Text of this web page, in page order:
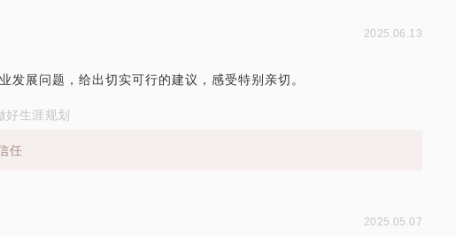
2025.06.13
发展问题，给出切实可行的建议，感受特别亲切。
好生涯规划
2025.05.07